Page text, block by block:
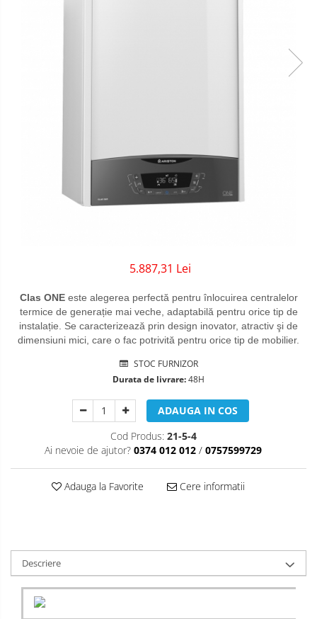
5.887,31 Lei
Clas ONEeste alegerea perfectă pentru înlocuirea centralelor
termice de generație mai veche, adaptabilă pentru orice tip de
instalație. Se caracterizează prin design inovator, atractiv şi de
dimensiuni mici, care o fac potrivită pentru orice tip de mobilier.
STOC FURNIZOR
Durata de livrare:48H
ADAUGA IN COS
Cod Produs: 21-5-4
Ai nevoie de ajutor? 0374 012 012 / 0757599729
Adauga la Favorite Cere informatii
Descriere